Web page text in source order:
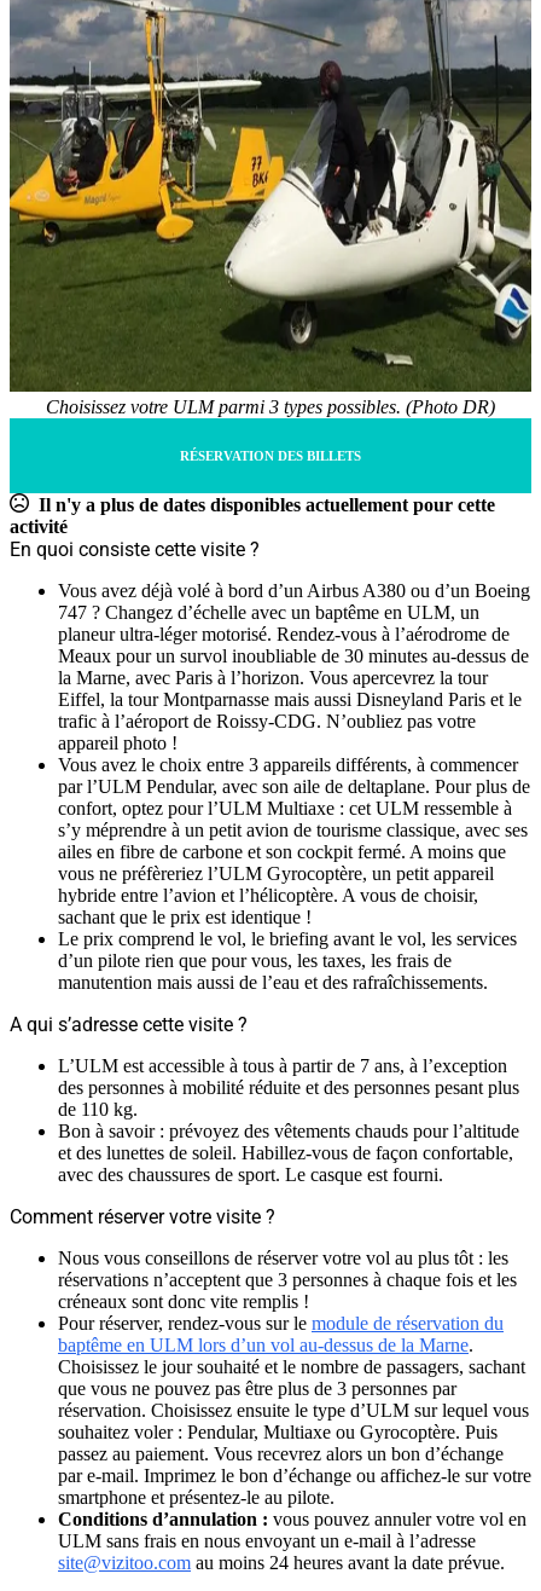
Choisissez votre ULM parmi 3 types possibles. (Photo DR)
RÉSERVATION DES BILLETS
Il n'y a plus de dates disponibles actuellement pour cette
activité
En quoi consiste cette visite ?
Vous avez déjà volé à bord d’un Airbus A380 ou d’un Boeing
747 ? Changez d’échelle avec un baptême en ULM, un
planeur ultra-léger motorisé. Rendez-vous à l’aérodrome de
Meaux pour un survol inoubliable de 30 minutes au-dessus de
la Marne, avec Paris à l’horizon. Vous apercevrez la tour
Eiffel, la tour Montparnasse mais aussi Disneyland Paris et le
trafic à l’aéroport de Roissy-CDG. N’oubliez pas votre
appareil photo !
Vous avez le choix entre 3 appareils différents, à commencer
par l’ULM Pendular, avec son aile de deltaplane. Pour plus de
confort, optez pour l’ULM Multiaxe : cet ULM ressemble à
s’y méprendre à un petit avion de tourisme classique, avec ses
ailes en fibre de carbone et son cockpit fermé. A moins que
vous ne préfèreriez l’ULM Gyrocoptère, un petit appareil
hybride entre l’avion et l’hélicoptère. A vous de choisir,
sachant que le prix est identique !
Le prix comprend le vol, le briefing avant le vol, les services
d’un pilote rien que pour vous, les taxes, les frais de
manutention mais aussi de l’eau et des rafraîchissements.
A qui s’adresse cette visite ?
L’ULM est accessible à tous à partir de 7 ans, à l’exception
des personnes à mobilité réduite et des personnes pesant plus
de 110 kg.
Bon à savoir : prévoyez des vêtements chauds pour l’altitude
et des lunettes de soleil. Habillez-vous de façon confortable,
avec des chaussures de sport. Le casque est fourni.
Comment réserver votre visite ?
Nous vous conseillons de réserver votre vol au plus tôt : les
réservations n’acceptent que 3 personnes à chaque fois et les
créneaux sont donc vite remplis !
Pour réserver, rendez-vous sur le module de réservation du
baptême en ULM lors d’un vol au-dessus de la Marne.
Choisissez le jour souhaité et le nombre de passagers, sachant
que vous ne pouvez pas être plus de 3 personnes par
réservation. Choisissez ensuite le type d’ULM sur lequel vous
souhaitez voler : Pendular, Multiaxe ou Gyrocoptère. Puis
passez au paiement. Vous recevrez alors un bon d’échange
par e-mail. Imprimez le bon d’échange ou affichez-le sur votre
smartphone et présentez-le au pilote.
Conditions d’annulation : vous pouvez annuler votre vol en
ULM sans frais en nous envoyant un e-mail à l’adresse
site@vizitoo.com au moins 24 heures avant la date prévue.